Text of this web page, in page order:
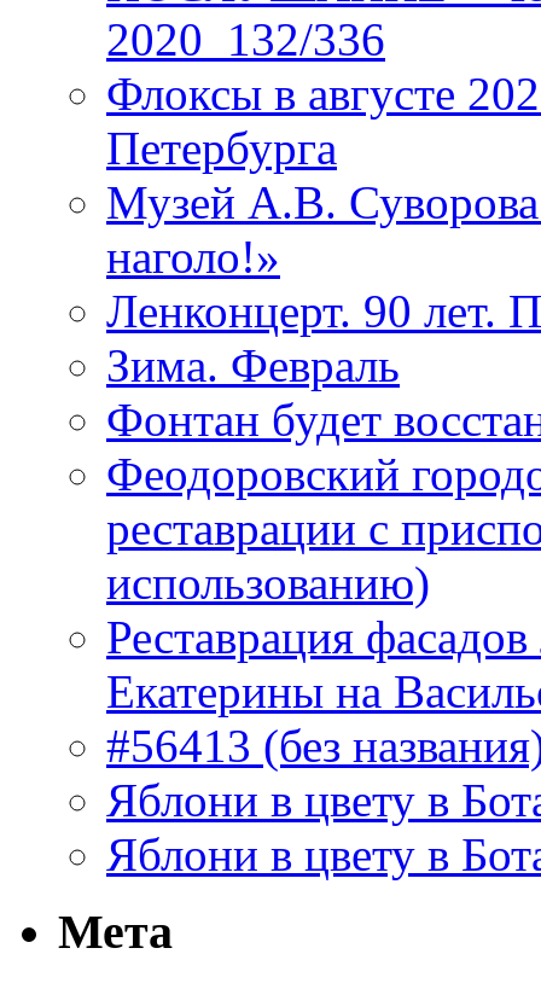
2020_132/336
Флоксы в августе
Петербурга
Музей А.В.
наголо!»
Ленконцерт. 90 лет.
Зима. Февраль
Фонтан будет
Феодоровский
реставрации с
использованию)
Реставрация
Екатерины на
#56413 (без
Яблони в цвету в
Яблони в цвету в
Мета